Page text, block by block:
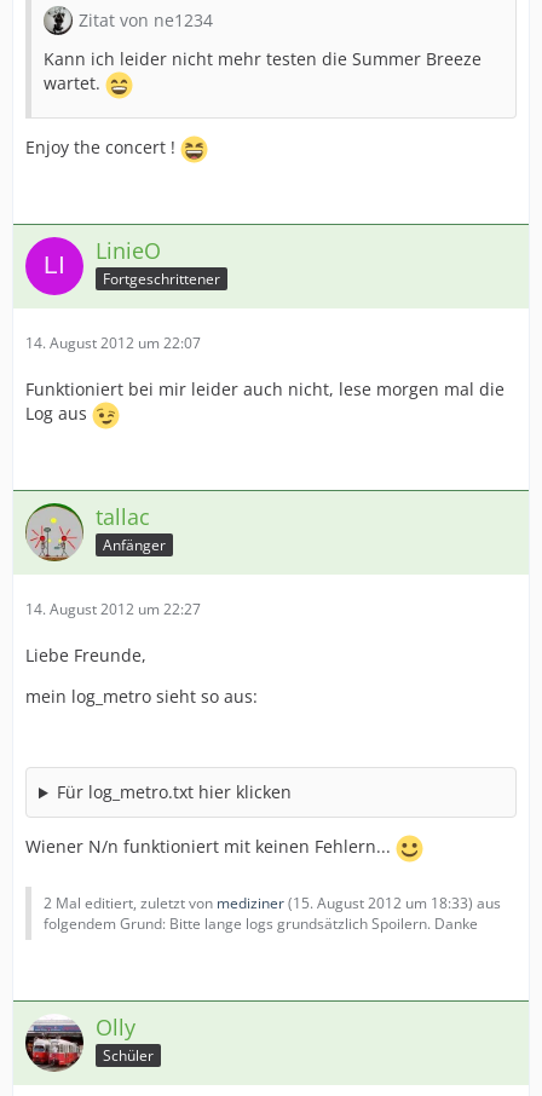
Zitat von ne1234
Kann ich leider nicht mehr testen die Summer Breeze
wartet.
Enjoy the concert !
LinieO
Fortgeschrittener
14. August 2012 um 22:07
Funktioniert bei mir leider auch nicht, lese morgen mal die
Log aus
tallac
Anfänger
14. August 2012 um 22:27
Liebe Freunde,
mein log_metro sieht so aus:
Für log_metro.txt hier klicken
Wiener N/n funktioniert mit keinen Fehlern...
2 Mal editiert, zuletzt von mediziner(15. August 2012 um 18:33) aus
folgendem Grund: Bitte lange logs grundsätzlich Spoilern. Danke
Olly
Schüler